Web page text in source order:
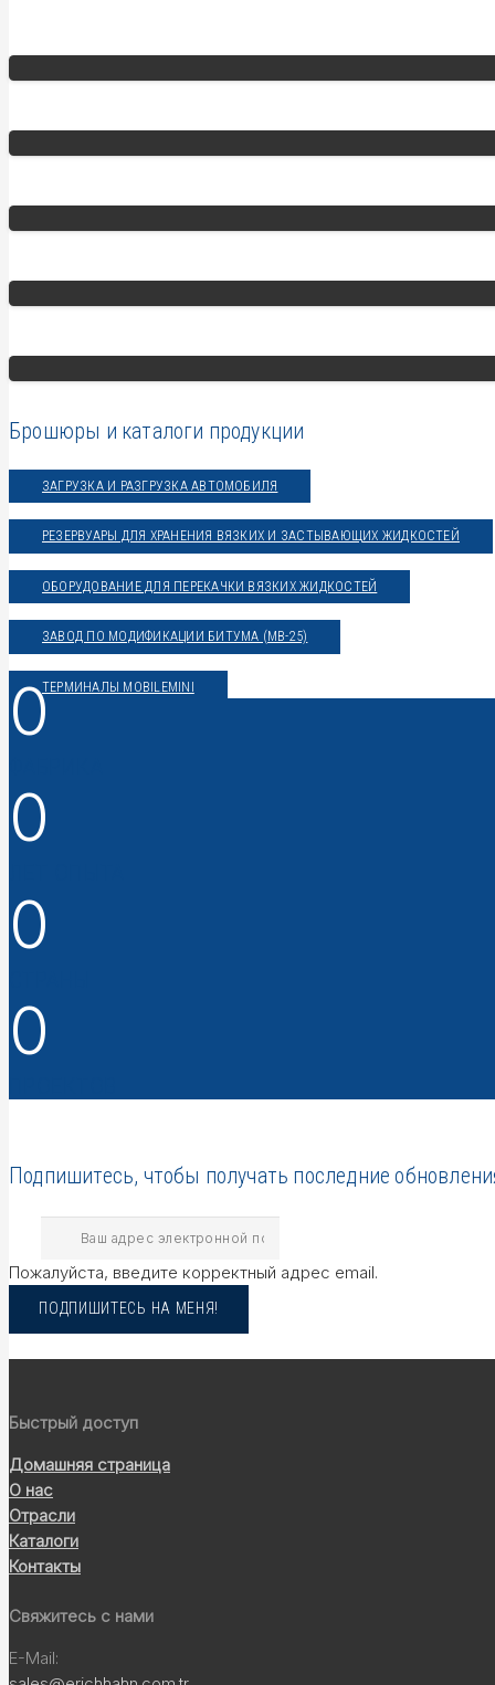
Брошюры и каталоги продукции
ЗАГРУЗКА И РАЗГРУЗКА АВТОМОБИЛЯ
РЕЗЕРВУАРЫ ДЛЯ ХРАНЕНИЯ ВЯЗКИХ И ЗАСТЫВАЮЩИХ ЖИДКОСТЕЙ
ОБОРУДОВАНИЕ ДЛЯ ПЕРЕКАЧКИ ВЯЗКИХ ЖИДКОСТЕЙ
ЗАВОД ПО МОДИФИКАЦИИ БИТУМА (MB-25)
ТЕРМИНАЛЫ MOBILEMINI
0
0
0
0
Подпишитесь, чтобы получать последние
Пожалуйста, введите корректный адрес email.
ПОДПИШИТЕСЬ НА МЕНЯ!
Быстрый доступ
Домашняя страница
О нас
Отрасли
Каталоги
Контакты
Свяжитесь с нами
E-Mail: